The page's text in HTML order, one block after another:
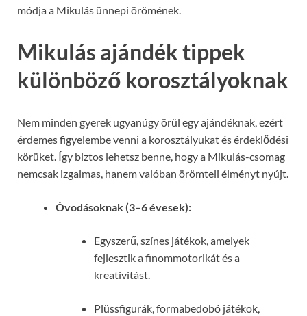
módja a Mikulás ünnepi örömének.
Mikulás ajándék tippek
különböző korosztályoknak
Nem minden gyerek ugyanúgy örül egy ajándéknak, ezért
érdemes figyelembe venni a korosztályukat és érdeklődési
körüket. Így biztos lehetsz benne, hogy a Mikulás-csomag
nemcsak izgalmas, hanem valóban örömteli élményt nyújt.
Óvodásoknak (3–6 évesek):
Egyszerű, színes játékok, amelyek
fejlesztik a finommotorikát és a
kreativitást.
Plüssfigurák, formabedobó játékok,